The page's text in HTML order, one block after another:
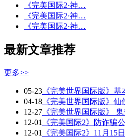
《完美国际2·神…
《完美国际2·神…
《完美国际2·神…
最新文章推荐
更多>>
05-23 《完美世界国际版》
04-18 《完美世界国际版》
12-27 《完美世界国际版》
12-01
《完美国际2》防诈骗
12-01
《完美国际2》11月15